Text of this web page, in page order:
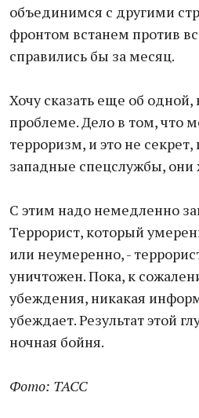
объединимся с другими
фронтом встанем против
справились бы за месяц.
Хочу сказать еще об
проблеме. Дело в том, что
терроризм, и это не
западные спецслужбы,
С этим надо немедленно
Террорист, который
или неумеренно, -
уничтожен. Пока, к
убеждения, никакая
убеждает. Результат этой
ночная бойня.
Фото: ТАСС